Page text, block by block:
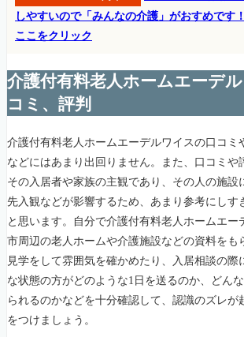
しやすいので「みんなの介護」がおすめです
ここをクリック
介護付有料老人ホームエーデ
コミ、評判
介護付有料老人ホームエーデルワイスの口コミ
などにはあまり出回りません。また、口コミや
その入居者や家族の主観であり、その人の施設
先入観などが影響するため、あまり参考にしす
と思います。自分で介護付有料老人ホームエー
市周辺の老人ホームや介護施設などの資料をも
見学をして雰囲気を確かめたり、入居相談の際
な状態の方がどのような1日を送るのか、どん
られるのかなどを十分確認して、認識のズレが
をつけましょう。